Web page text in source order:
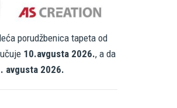
porudžbenica tapeta od
10.avgusta 2026., a da
avgusta 2026.